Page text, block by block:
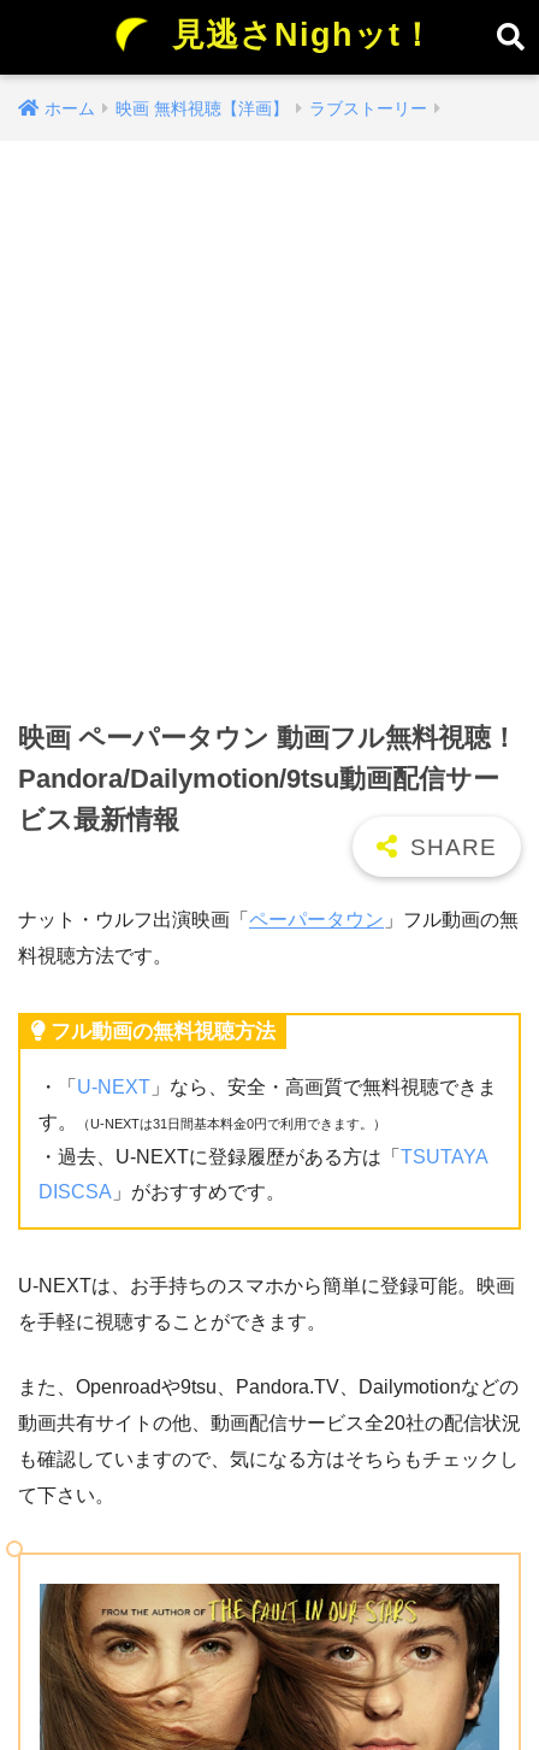
見逃さNighッt！
ホーム 映画 無料視聴【洋画】 ラブストーリー
映画 ペーパータウン 動画フル無料視聴！
Pandora/Dailymotion/9tsu動画配信サー
ビス最新情報
ナット・ウルフ出演映画「 ペーパータウン 」フル動画の無
料視聴方法です。
フル動画の無料視聴方法
・「 U-NEXT 」なら、安全・高画質で無料視聴できま
す。
（U-NEXTは31日間基本料金0円で利用できます。）
・過去、U-NEXTに登録履歴がある方は「 TSUTAYA
DISCSA 」がおすすめです。
U-NEXTは、お手持ちのスマホから簡単に登録可能。映画
を手軽に視聴することができます。
また、Openroadや9tsu、Pandora.TV、Dailymotionなどの
動画共有サイトの他、動画配信サービス全20社の配信状況
も確認していますので、気になる方はそちらもチェックし
て下さい。